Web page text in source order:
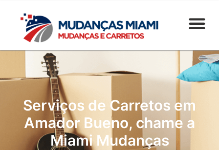
Serviços de Carretos em
Amador Bueno, chame a
Miami Mudanças